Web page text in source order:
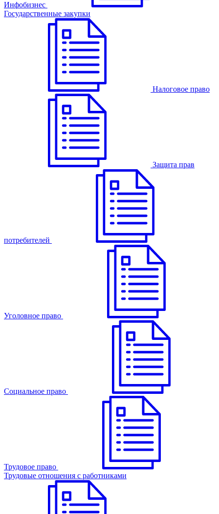
Инфобизнес
Государственные закупки
Налоговое право
Защита прав
потребителей
Уголовное право
Cоциальное право
Трудовое право
Трудовые отношения с работниками